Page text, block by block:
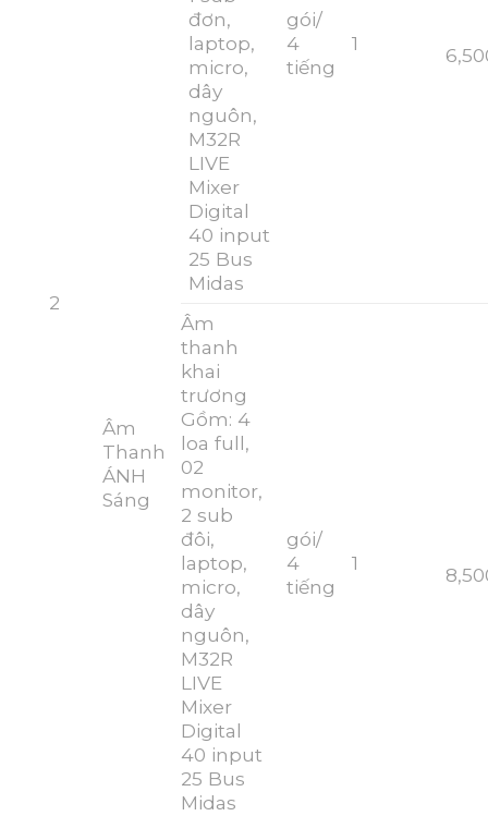
Âm
Thanh
ÁNH
Sáng
2
đơn,
laptop,
micro,
dây
nguôn,
M32R
LIVE
Mixer
Digital
40 input
25 Bus
Midas
gói/
4
tiếng
1
Âm
thanh
khai
trương
Gồm: 4
loa full,
02
monitor,
2 sub
đôi,
laptop,
micro,
dây
nguôn,
M32R
LIVE
Mixer
Digital
40 input
25 Bus
Midas
gói/
4
tiếng
1